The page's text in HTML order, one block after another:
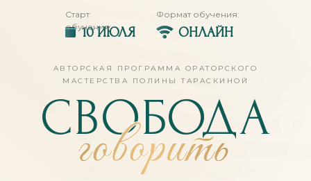
СВОБОДА
АВТОРСКАЯ ПРОГРАММА ОРАТОРСКОГО
МАСТЕРСТВА ПОЛИНЫ ТАРАСКИНОЙ
10 ИЮЛЯ
Старт
обучения:
ОНЛАЙН
Формат обучения: